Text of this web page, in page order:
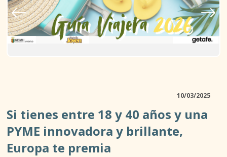
ACTIVIDADES AL AIRE LIBRE
TALLERES Y ESPACIOS ABIERTOS
10/03/2025
Si tienes entre 18 y 40 años y una
PYME innovadora y brillante,
Europa te premia